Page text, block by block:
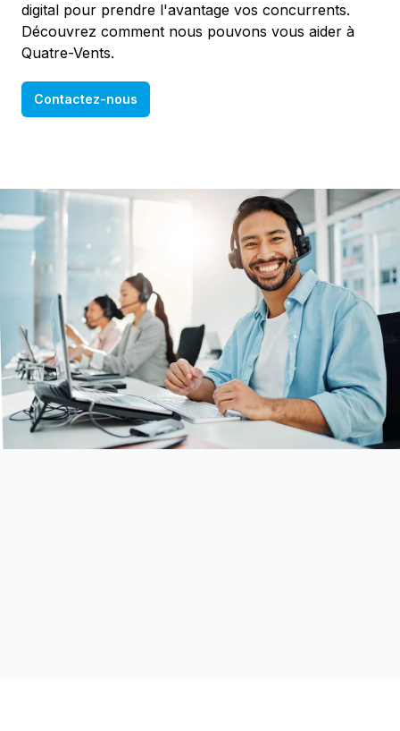
digital pour prendre l'avantage vos concurrents.
Découvrez comment nous pouvons vous aider à
Quatre-Vents.
Contactez-nous